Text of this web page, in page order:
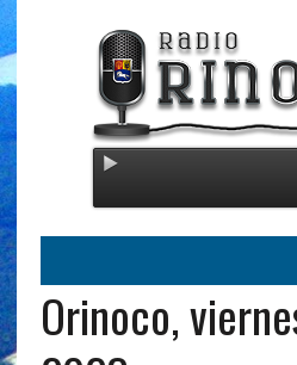
Orinoco,